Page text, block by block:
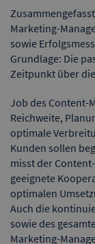
Marketing-
sowie
Grundlage: Die
Zeitpunkt über
Job des Content-
Reichweite,
optimale
Kunden sollen
misst der
geeignete
optimalen
Auch die
sowie des
Marketing-